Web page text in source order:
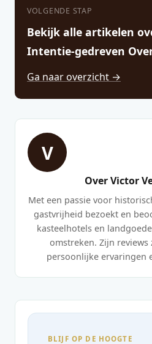
VOLGENDE STAP
Bekijk alle artikelen
Intentie-gedreven
Ga naar overzicht →
V
Over Victor
Met een passie voor
gastvrijheid bezoekt en
kasteelhotels en
omstreken. Zijn reviews
persoonlijke ervaringen
BLIJF OP DE HOOGTE